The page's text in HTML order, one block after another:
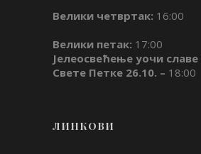
Велики четвртак: 16:00
Велики петак: 17:00
Јелеосвећење уочи
Свете Петке 26.10. – 18:00
ЛИНКОВИ